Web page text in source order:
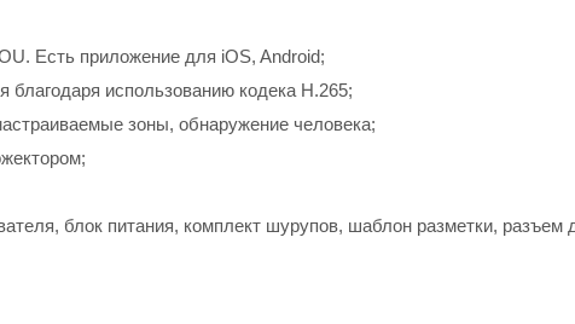
Есть приложение для iOS, Android;
использованию кодека H.265;
зоны, обнаружение человека;
блок питания, комплект шурупов, шаблон разметки,